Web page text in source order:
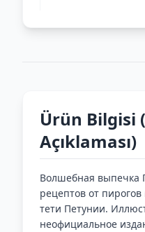
Ürün Bilgisi
Açıklaması)
Волшебная выпечка
рецептов от
тети Петунии.
неофициальное